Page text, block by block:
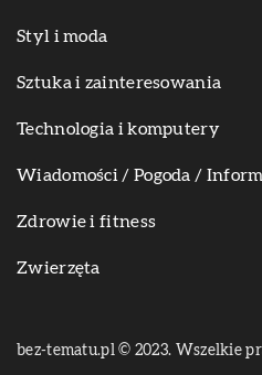
Styl i moda
Sztuka i zainteresowania
Technologia i komputery
Wiadomości / Pogoda /
Zdrowie i fitness
Zwierzęta
bez-tematu.pl © 2023. Wszelkie